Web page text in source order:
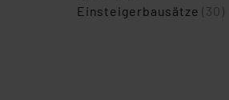
Einsteigerbausätze(30)